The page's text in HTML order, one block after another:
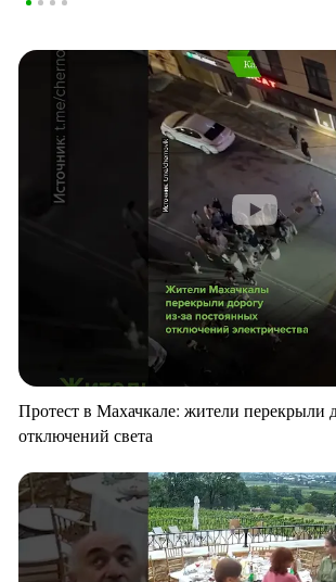
Протест в Махачкале: жители перекрыли
отключений света